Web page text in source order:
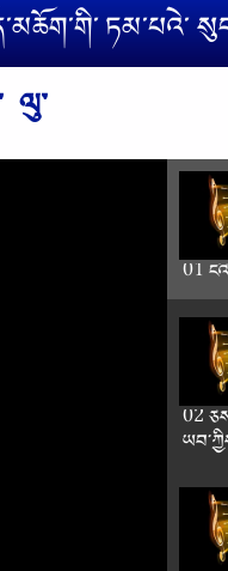
ཏམ༌པའེ༌
ལུ༌
01
02